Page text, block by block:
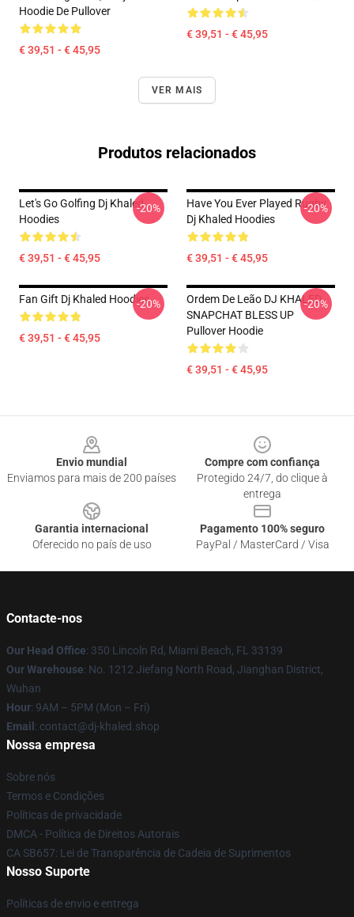
Hoodie De Pullover
€ 39,51 - € 45,95
€ 39,51 - € 45,95
VER MAIS
Produtos relacionados
Let's Go Golfing Dj Khaled
Hoodies
€ 39,51 - € 45,95
-20%
Have You Ever Played Rugby
Dj Khaled Hoodies
€ 39,51 - € 45,95
-20%
Fan Gift Dj Khaled Hoodies
€ 39,51 - € 45,95
-20%
Ordem De Leão DJ KHALED
SNAPCHAT BLESS UP
Pullover Hoodie
€ 39,51 - € 45,95
-20%
Envio mundial
Enviamos para mais de 200 países
Compre com confiança
Protegido 24/7, do clique à
entrega
Garantia internacional
Oferecido no país de uso
Pagamento 100% seguro
PayPal / MasterCard / Visa
Contacte-nos
Our Head Office: 350 Lincoln Rd, Miami Beach, FL 33139
Our Warehouse: No. 1212 Jiefang North Road, Jianghan District,
Wuhan
Hour: 9AM – 5PM (Mon – Fri)
Email : contact@dj-khaled.shop
Nossa empresa
Sobre nós
Termos e Condições
Políticas de privacidade
DMCA - Política de Direitos Autorais
CA SB657: Lei de Transparência de Cadeia de Suprimentos
Nosso Suporte
Políticas de envio e entrega